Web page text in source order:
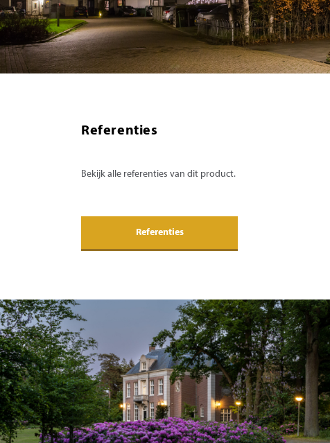
Referenties
Bekijk alle referenties van dit product.
Referenties